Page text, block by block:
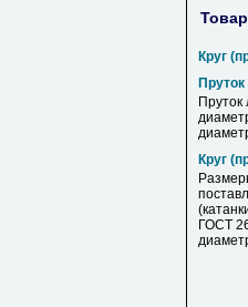
Круг
Круг
ГОСТ